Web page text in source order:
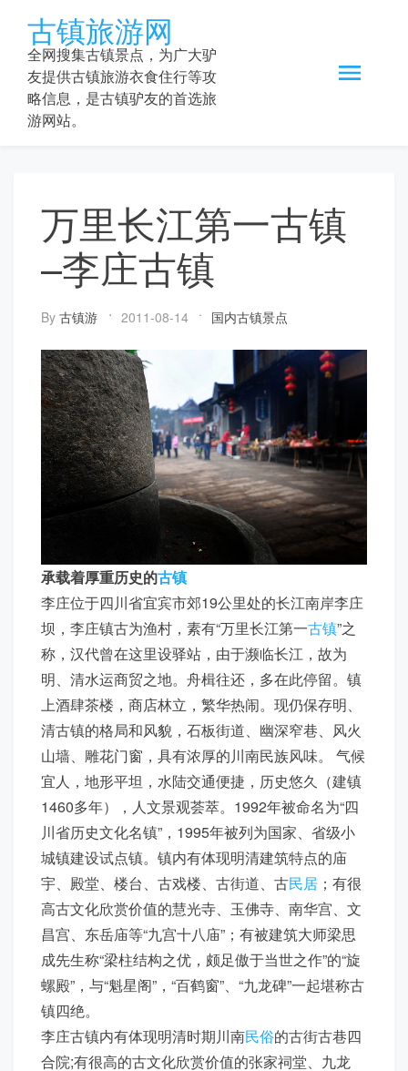
content
古镇旅游网
全网搜集古镇景点，为广大驴
友提供古镇旅游衣食住行等攻
略信息，是古镇驴友的首选旅
游网站。
万里长江第一古镇
–李庄古镇
By 古镇游 2011-08-14 国内古镇景点
承载着厚重历史的古镇
李庄位于四川省宜宾市郊19公里处的长江南岸李庄
坝，李庄镇古为渔村，素有“万里长江第一古镇”之
称，汉代曾在这里设驿站，由于濒临长江，故为
明、清水运商贸之地。舟楫往还，多在此停留。镇
上酒肆茶楼，商店林立，繁华热闹。现仍保存明、
清古镇的格局和风貌，石板街道、幽深窄巷、风火
山墙、雕花门窗，具有浓厚的川南民族风味。 气候
宜人，地形平坦，水陆交通便捷，历史悠久（建镇
1460多年），人文景观荟萃。1992年被命名为“四
川省历史文化名镇”，1995年被列为国家、省级小
城镇建设试点镇。镇内有体现明清建筑特点的庙
宇、殿堂、楼台、古戏楼、古街道、古民居 ；有很
高古文化欣赏价值的慧光寺、玉佛寺、南华宫、文
昌宫、东岳庙等“九宫十八庙”；有被建筑大师梁思
成先生称“梁柱结构之优，颇足傲于当世之作”的“旋
螺殿”，与“魁星阁”，“百鹤窗”、“九龙碑”一起堪称古
镇四绝。
李庄古镇内有体现明清时期川南民俗的古街古巷四
合院;有很高的古文化欣赏价值的张家祠堂、九龙